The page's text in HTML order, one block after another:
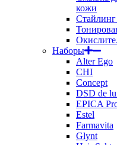
кожи
Стайлинг
Наборы
Alter Ego
CHI
Concept
DSD de
EPICA
Estel
Farmavita
Glynt